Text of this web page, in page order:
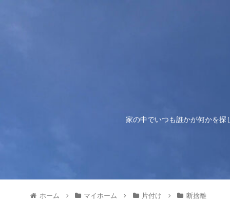
家の中でいつも誰かが何かを
ホーム マイホーム 片付け 断捨離